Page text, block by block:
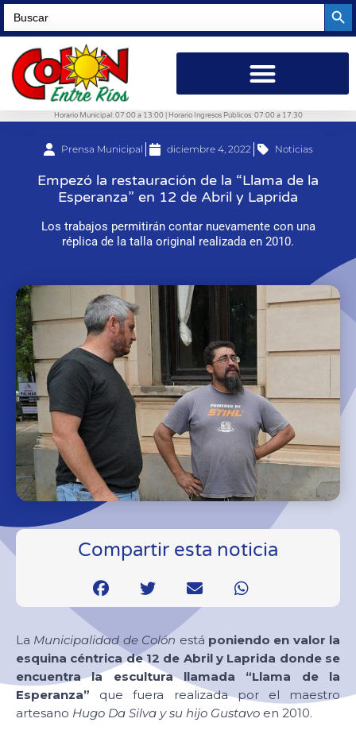
Search
for:
Horario Municipal: 07:00 a 13:00 | Horario Ingresos Públicos: 07:00 a 17:30
Prensa Municipal diciembre 4, 2022 Noticias
Empezó la restauración de la “Llama de la
Esperanza” en 12 de Abril y Laprida
Los trabajos permitirán contar nuevamente con una
réplica de la talla original realizada en 2010.
Compartir esta noticia
La Municipalidad de Colón está poniendo en valor la
esquina céntrica de 12 de Abril y Laprida donde se
encuentra la escultura llamada “Llama de la
Esperanza” que fuera realizada por el maestro
artesano Hugo Da Silva y su hijo Gustavo en 2010.